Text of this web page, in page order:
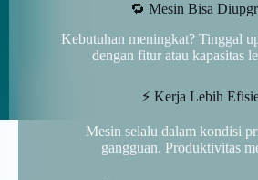
🔁 Mesin Bisa
Kebutuhan meningkat? Tinggal
dengan fitur atau kapasitas
⚡ Kerja Lebih
Mesin selalu dalam kondisi
gangguan. Produktivitas